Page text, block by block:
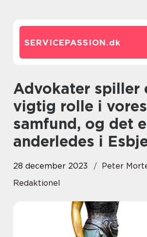
SERVICEPASSION.dk
Advokater spiller en
vigtig rolle i vores
samfund, og det
anderledes i
28 december 2023
Peter
Redaktionel